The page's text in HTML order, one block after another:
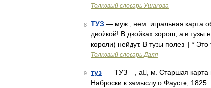
Толковый словарь Ушакова
8 ТУЗ — муж., нем. игральная карта
двойкой! В двойках хорош, а в тузы
короли) нейдут. В тузы полез. | *
Толковый словарь Даля
9 туз — ТУЗ , а, м. Старшая карта
Наброски к замыслу о Фаусте,